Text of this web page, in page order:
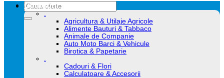
Caută
după:
Categorii
.
Agricultura & Utilaje Agricole
Alimente Bauturi & Tabbaco
Animale de Companie
Auto Moto Barci & Vehicule
Birotica & Papetarie
.
Cadouri & Flori
Calculatoare & Accesorii